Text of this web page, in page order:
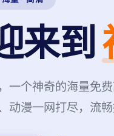
来到
一个神奇的海量免
动漫一网打尽，流